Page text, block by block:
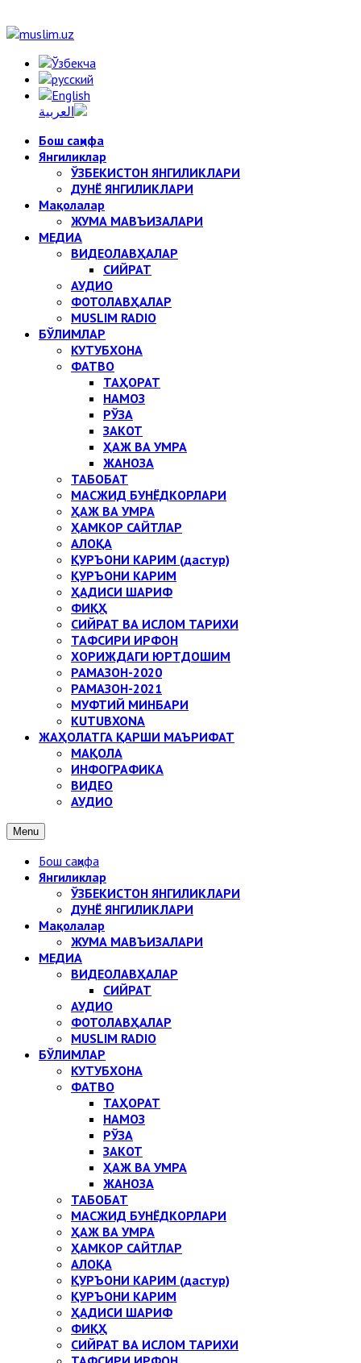
Бош саҳифа
Янгиликлар
ЎЗБЕКИСТОН ЯНГИЛИКЛАРИ
ДУНЁ ЯНГИЛИКЛАРИ
Мақолалар
ЖУМА МАВЪИЗАЛАРИ
МЕДИА
ВИДЕОЛАВҲАЛАР
СИЙРАТ
АУДИО
ФОТОЛАВҲАЛАР
MUSLIM RADIO
БЎЛИМЛАР
КУТУБХОНА
ФАТВО
ТАҲОРАТ
НАМОЗ
РЎЗА
ЗАКОТ
ҲАЖ ВА УМРА
ЖАНОЗА
ТАБОБАТ
МАСЖИД БУНЁДКОРЛАРИ
ҲАЖ ВА УМРА
ҲАМКОР САЙТЛАР
АЛОҚА
ҚУРЪОНИ КАРИМ (дастур)
ҚУРЪОНИ КАРИМ
ҲАДИСИ ШАРИФ
ФИҚҲ
СИЙРАТ ВА ИСЛОМ ТАРИХИ
ТАФСИРИ ИРФОН
ХОРИЖДАГИ ЮРТДОШИМ
РАМАЗОН-2020
РАМАЗОН-2021
МУФТИЙ МИНБАРИ
KUTUBXONA
ЖАҲОЛАТГА ҚАРШИ МАЪРИФАТ
МАҚОЛА
ИНФОГРАФИКА
ВИДЕО
АУДИО
Menu
Бош саҳифа
Янгиликлар
ЎЗБЕКИСТОН ЯНГИЛИКЛАРИ
ДУНЁ ЯНГИЛИКЛАРИ
Мақолалар
ЖУМА МАВЪИЗАЛАРИ
МЕДИА
ВИДЕОЛАВҲАЛАР
СИЙРАТ
АУДИО
ФОТОЛАВҲАЛАР
MUSLIM RADIO
БЎЛИМЛАР
КУТУБХОНА
ФАТВО
ТАҲОРАТ
НАМОЗ
РЎЗА
ЗАКОТ
ҲАЖ ВА УМРА
ЖАНОЗА
ТАБОБАТ
МАСЖИД БУНЁДКОРЛАРИ
ҲАЖ ВА УМРА
ҲАМКОР САЙТЛАР
АЛОҚА
ҚУРЪОНИ КАРИМ (дастур)
ҚУРЪОНИ КАРИМ
ҲАДИСИ ШАРИФ
ФИҚҲ
СИЙРАТ ВА ИСЛОМ ТАРИХИ